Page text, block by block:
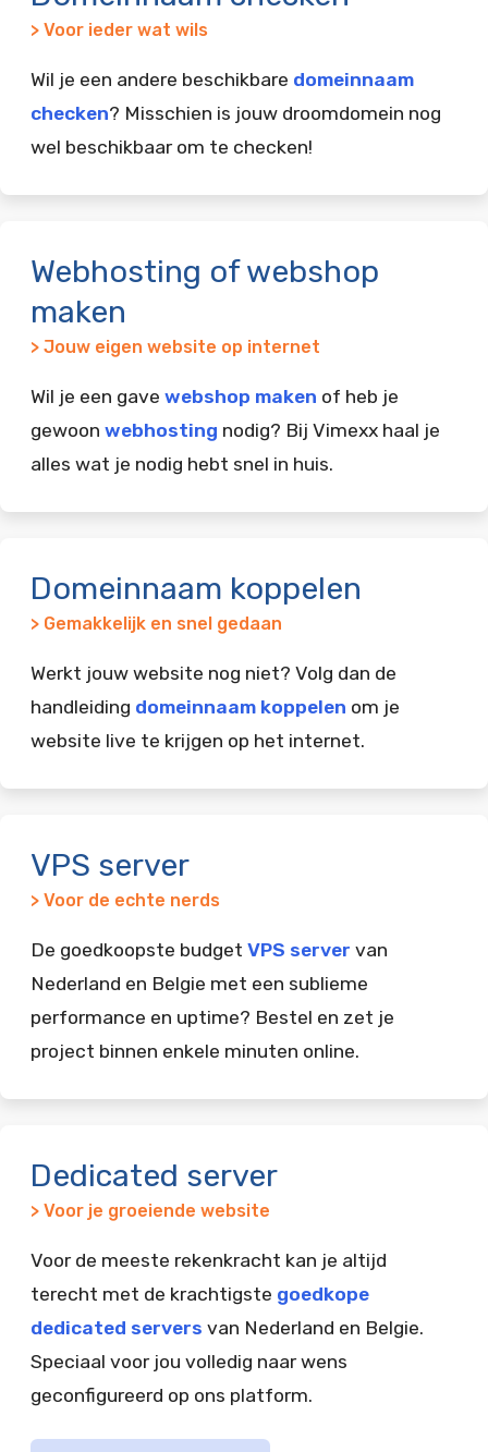
> Voor ieder wat wils
Wil je een andere beschikbare domeinnaam
checken? Misschien is jouw droomdomein nog
wel beschikbaar om te checken!
Webhosting of webshop
maken
> Jouw eigen website op internet
Wil je een gave webshop maken of heb je
gewoon webhosting nodig? Bij Vimexx haal je
alles wat je nodig hebt snel in huis.
Domeinnaam koppelen
> Gemakkelijk en snel gedaan
Werkt jouw website nog niet? Volg dan de
handleiding domeinnaam koppelen om je
website live te krijgen op het internet.
VPS server
> Voor de echte nerds
De goedkoopste budget VPS server van
Nederland en Belgie met een sublieme
performance en uptime? Bestel en zet je
project binnen enkele minuten online.
Dedicated server
> Voor je groeiende website
Voor de meeste rekenkracht kan je altijd
terecht met de krachtigste goedkope
dedicated servers van Nederland en Belgie.
Speciaal voor jou volledig naar wens
geconfigureerd op ons platform.